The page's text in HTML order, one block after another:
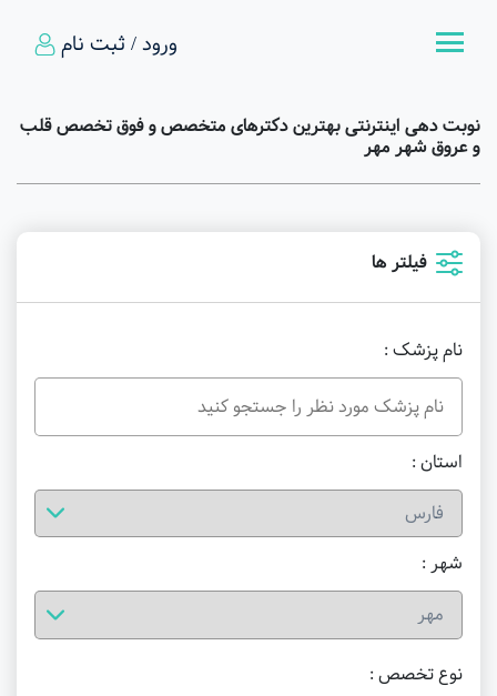
ورود / ثبت نام
نوبت دهی اینترنتی بهترین دکترهای متخصص و فوق تخصص قلب
و عروق شهر مهر
فیلتر ها
نام پزشک :
استان :
شهر :
نوع تخصص :